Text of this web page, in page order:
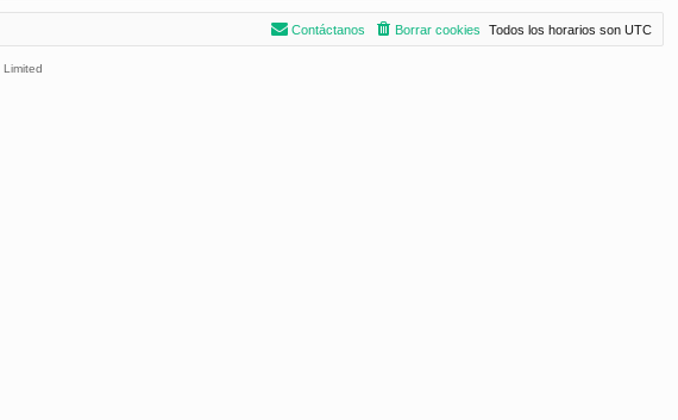
Todos los horarios son UTC
Borrar cookies
Contáctanos